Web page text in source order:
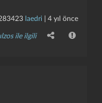
laedri 4 yıl önce
ile ilgili